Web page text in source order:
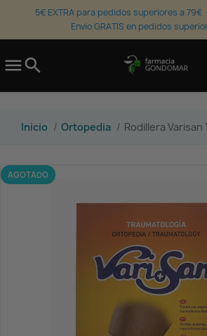
5€ EXTRA para pedidos superiores a 79€
Envio GRATIS en pedidos
search
Inicio Ortopedia Rodillera Varisan
AGOTADO